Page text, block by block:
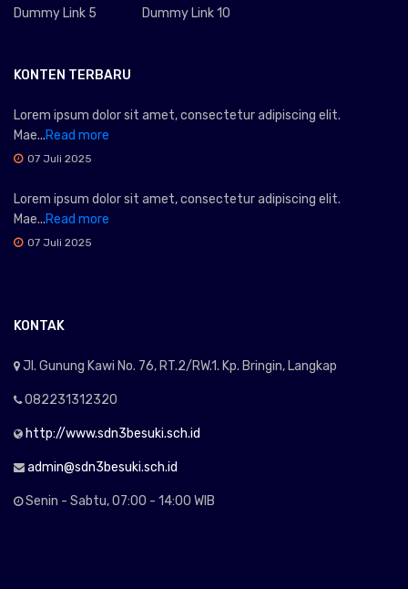
Dummy Link 5 Dummy Link 10
KONTEN TERBARU
Lorem ipsum dolor sit amet, consectetur adipiscing elit.
Mae...Read more
07 Juli 2025
Lorem ipsum dolor sit amet, consectetur adipiscing elit.
Mae...Read more
07 Juli 2025
KONTAK
Jl. Gunung Kawi No. 76, RT.2/RW.1. Kp. Bringin, Langkap
082231312320
http://www.sdn3besuki.sch.id
admin@sdn3besuki.sch.id
Senin - Sabtu, 07:00 - 14:00 WIB